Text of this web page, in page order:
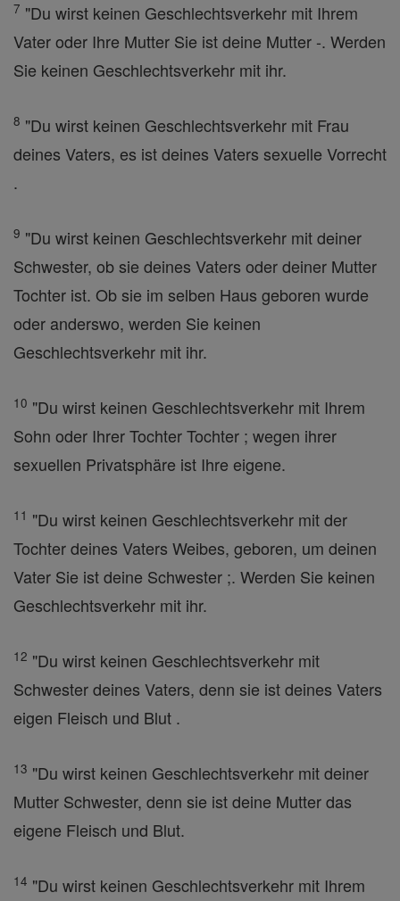
7 "Du wirst keinen Geschlechtsverkehr mit Ihrem
Vater oder Ihre Mutter Sie ist deine Mutter -. Werden
Sie keinen Geschlechtsverkehr mit ihr.
8 "Du wirst keinen Geschlechtsverkehr mit Frau
deines Vaters, es ist deines Vaters sexuelle Vorrecht
.
9 "Du wirst keinen Geschlechtsverkehr mit deiner
Schwester, ob sie deines Vaters oder deiner Mutter
Tochter ist. Ob sie im selben Haus geboren wurde
oder anderswo, werden Sie keinen
Geschlechtsverkehr mit ihr.
10 "Du wirst keinen Geschlechtsverkehr mit Ihrem
Sohn oder Ihrer Tochter Tochter ; wegen ihrer
sexuellen Privatsphäre ist Ihre eigene.
11 "Du wirst keinen Geschlechtsverkehr mit der
Tochter deines Vaters Weibes, geboren, um deinen
Vater Sie ist deine Schwester ;. Werden Sie keinen
Geschlechtsverkehr mit ihr.
12 "Du wirst keinen Geschlechtsverkehr mit
Schwester deines Vaters, denn sie ist deines Vaters
eigen Fleisch und Blut .
13 "Du wirst keinen Geschlechtsverkehr mit deiner
Mutter Schwester, denn sie ist deine Mutter das
eigene Fleisch und Blut.
14 "Du wirst keinen Geschlechtsverkehr mit Ihrem